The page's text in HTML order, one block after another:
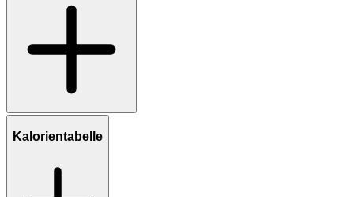
Kalorientabelle